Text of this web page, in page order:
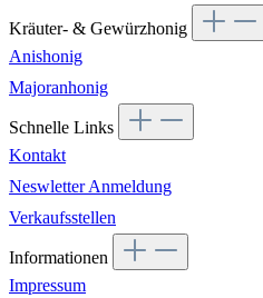
Kräuter- & Gewürzhonig
Anishonig
Majoranhonig
Schnelle Links
Kontakt
Neswletter Anmeldung
Verkaufsstellen
Informationen
Impressum